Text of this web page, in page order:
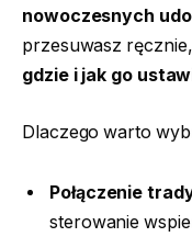
nowoczesnych
przesuwasz
gdzie i jak go
Dlaczego warto
Połączenie
sterowanie